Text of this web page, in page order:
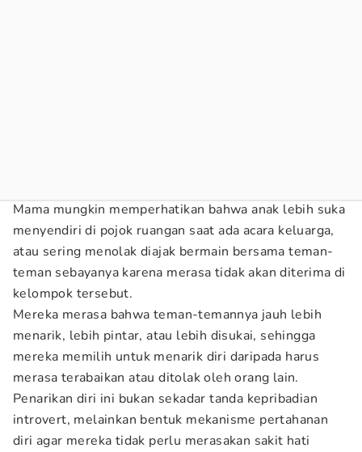
Mama mungkin memperhatikan bahwa anak lebih suka
menyendiri di pojok ruangan saat ada acara keluarga,
atau sering menolak diajak bermain bersama teman-
teman sebayanya karena merasa tidak akan diterima di
kelompok tersebut.
Mereka merasa bahwa teman-temannya jauh lebih
menarik, lebih pintar, atau lebih disukai, sehingga
mereka memilih untuk menarik diri daripada harus
merasa terabaikan atau ditolak oleh orang lain.
Penarikan diri ini bukan sekadar tanda kepribadian
introvert, melainkan bentuk mekanisme pertahanan
diri agar mereka tidak perlu merasakan sakit hati